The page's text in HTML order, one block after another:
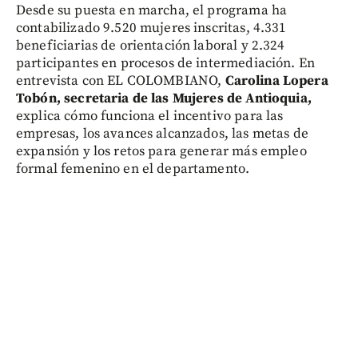
Desde su puesta en marcha, el programa ha
contabilizado 9.520 mujeres inscritas, 4.331
beneficiarias de orientación laboral y 2.324
participantes en procesos de intermediación. En
entrevista con EL COLOMBIANO, Carolina Lopera
Tobón, secretaria de las Mujeres de Antioquia,
explica cómo funciona el incentivo para las
empresas, los avances alcanzados, las metas de
expansión y los retos para generar más empleo
formal femenino en el departamento.